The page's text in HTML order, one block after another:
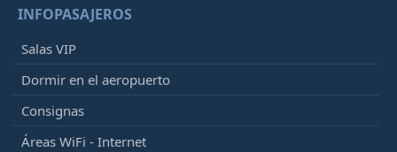
INFOPASAJEROS
Salas VIP
Dormir en el aeropuerto
Consignas
Áreas WiFi - Internet